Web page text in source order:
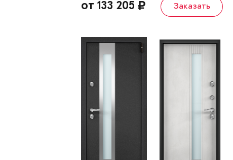
от 133 205 Заказать